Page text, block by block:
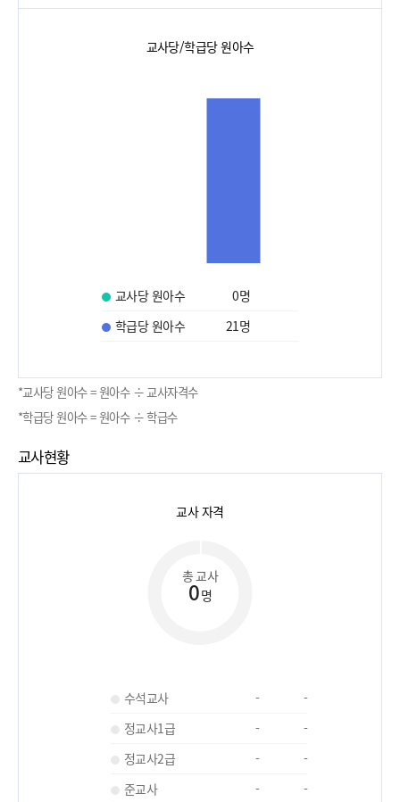
교사당/학급당 원아수
교사당 원아수 0명
학급당 원아수
21명
*교사당 원아수 = 원아수 ÷ 교사자격수
*학급당 원아수 = 원아수 ÷ 학급수
교사현황
교사 자격
총 교사
0명
수석교사 -
-
정교사1급
-
-
정교사2급
-
-
준교사
-
-